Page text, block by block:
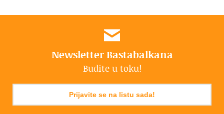
Newsletter Bastabalkana
Budite u toku!
Prijavite se na listu sada!